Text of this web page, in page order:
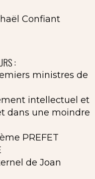
Confiant
:
ministres de
intellectuel et
dans une moindre
PREFET
de Joan